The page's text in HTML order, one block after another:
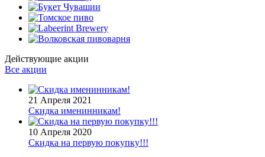
Действующие акции
Все акции
21 Апреля 2021
Скидка именинникам!
10 Апреля 2020
Скидка на первую покупку!!!